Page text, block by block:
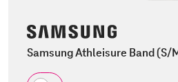
Samsung Athleisure Band (S/